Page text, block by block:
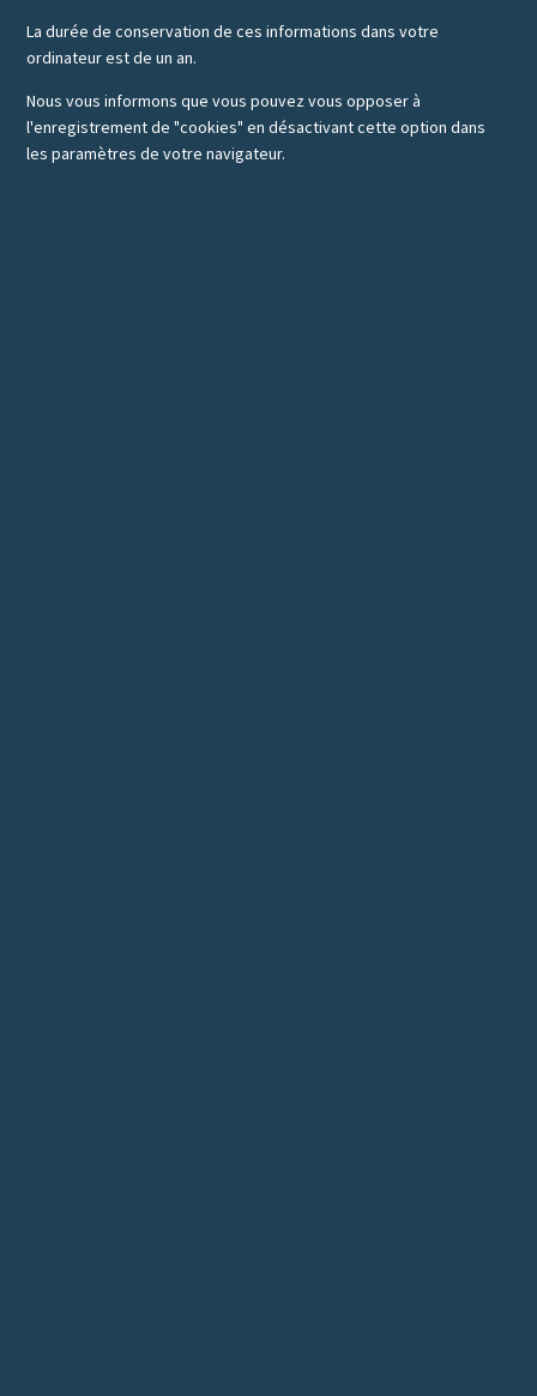
La durée de conservation de ces informations dans votre
ordinateur est de un an.
Nous vous informons que vous pouvez vous opposer à
l'enregistrement de "cookies" en désactivant cette option dans
les paramètres de votre navigateur.